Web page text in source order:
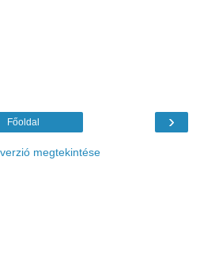
›
Főoldal
megtekintése